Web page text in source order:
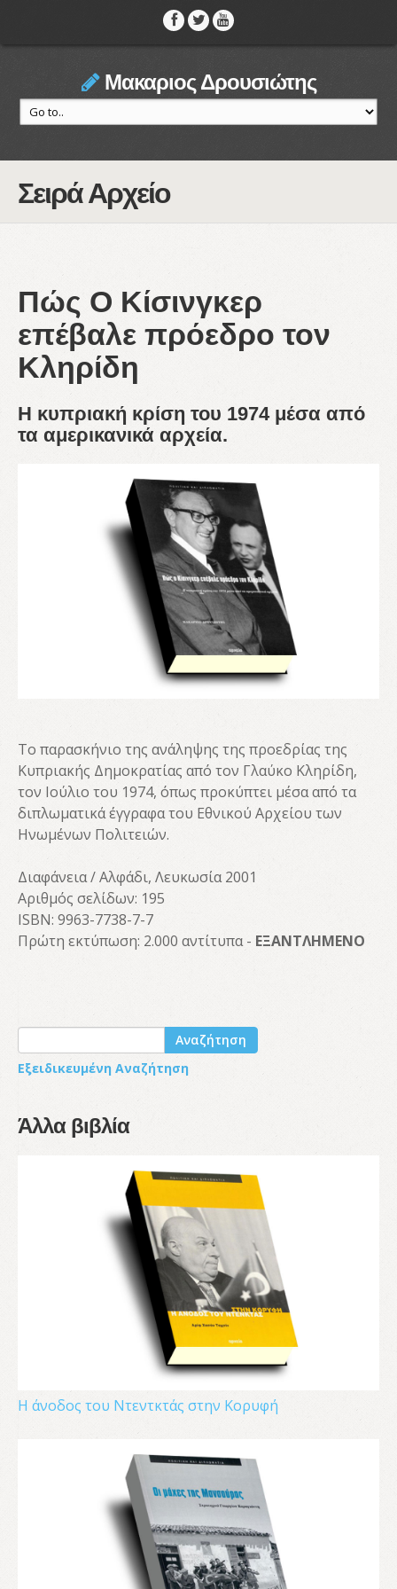
Μακαριος Δρουσιώτης
Σειρά Αρχείο
Πώς Ο Κίσινγκερ
επέβαλε πρόεδρο τον
Κληρίδη
Η κυπριακή κρίση του 1974 μέσα από
τα αμερικανικά αρχεία.
Το παρασκήνιο της ανάληψης της προεδρίας της
Κυπριακής Δημοκρατίας από τον Γλαύκο Κληρίδη,
τον Ιούλιο του 1974, όπως προκύπτει μέσα από τα
διπλωματικά έγγραφα του Εθνικού Αρχείου των
Ηνωμένων Πολιτειών.
Διαφάνεια / Αλφάδι, Λευκωσία 2001
Αριθμός σελίδων: 195
ISBN: 9963-7738-7-7
Πρώτη εκτύπωση: 2.000 αντίτυπα - ΕΞΑΝΤΛΗΜΕΝΟ
Αναζήτηση
Εξειδικευμένη Αναζήτηση
Άλλα βιβλία
Η άνοδος του Ντεντκτάς στην Κορυφή